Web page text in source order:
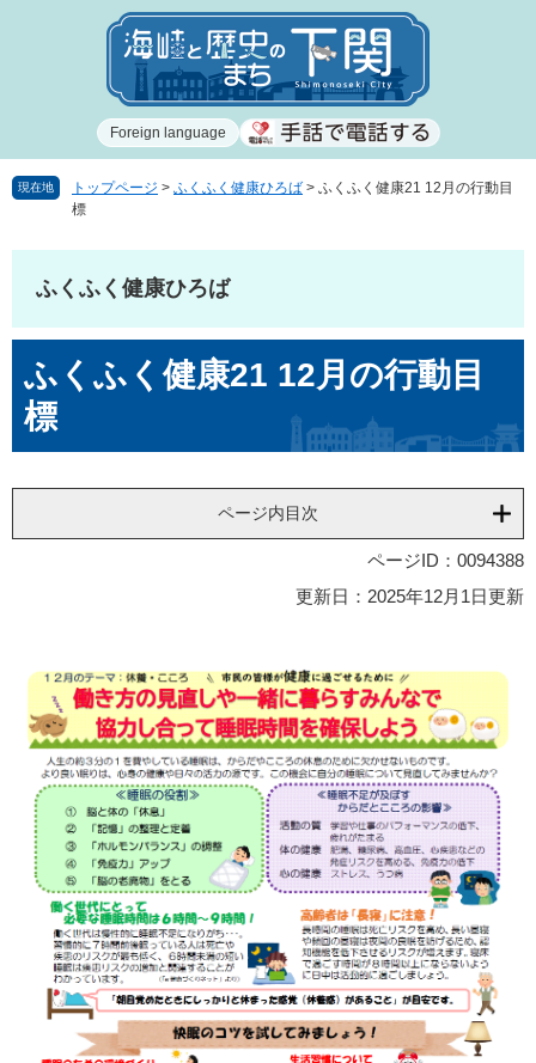
で
ば
Foreign language
現在地 トップページ > ふくふく健康ひろば > ふくふく健康21 12月の行動目
標
ふくふく健康ひろば
文ふくふく健康21 12月の行動目
標
ページ内目次
ページID：0094388
更新日：2025年12月1日更新